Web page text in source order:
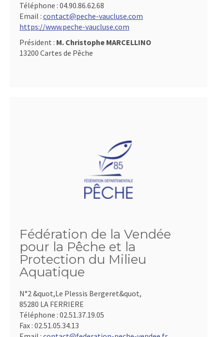
Téléphone : 04.90.86.62.68
Email : contact@peche-vaucluse.com
https://www.peche-vaucluse.com
Président : M. Christophe MARCELLINO
13200 Cartes de Pêche
Fédération de la Vendée
pour la Pêche et la
Protection du Milieu
Aquatique
N°2 &quot,Le Plessis Bergeret&quot,
85280 LA FERRIERE
Téléphone : 02.51.37.19.05
Fax : 02.51.05.34.13